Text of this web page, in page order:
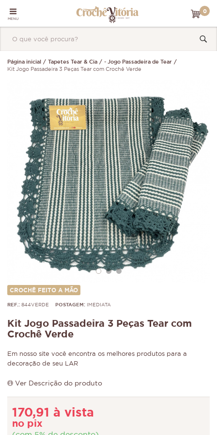
MENU
0
Página inicial Tapetes Tear & Cia
- Jogo Passadeira de Tear
Kit Jogo Passadeira 3 Peças Tear com Crochê Verde
CROCHÊ FEITO A MÃO
REF.: 844VERDE POSTAGEM: IMEDIATA
Kit Jogo Passadeira 3 Peças Tear com
Crochê Verde
Em nosso site você encontra os melhores produtos para a
decoração de seu LAR
Ver Descrição do produto
170,91 à vista
no pix